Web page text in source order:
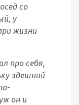
со
у
жизни
про себя,
здешний
он и